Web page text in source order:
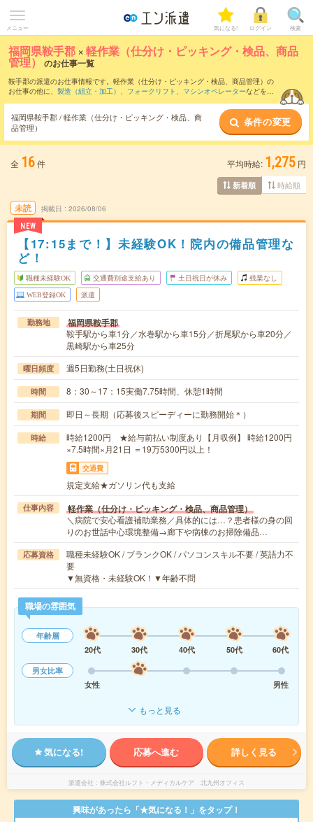
メニュー 気になる! ログイン 検索
福岡県鞍手郡 ×軽作業（仕分け・ピッキング・検品、商品
管理） のお仕事一覧
鞍手郡の派遣のお仕事情報です。軽作業（仕分け・ピッキング・検品、商品管理）の
お仕事の他に、 製造（組立・加工） 、 フォークリフト 、 マシンオペレーターなどを取
軽作業（仕分け・ピッキング・検品、商品
管理）のお仕事とは？とは？
福岡県鞍手郡 / 軽作業（仕分け・ピッキング・検品、商
品管理）
条件の変更
全 16件 平均時給: 1,275 円
新着順 時給順
未読
NEW
掲載日 2026/08/06
【17:15まで！】未経験OK！院内の備品管理な
ど！
職種未経験OK 交通費別途支給あり 土日祝日が休み 残業なし
WEB登録OK 派遣
勤務地 福岡県鞍手郡
鞍手駅から車1分／水巻駅から車15分／折尾駅から車20分／
黒崎駅から車25分
曜日頻度 週5日勤務(土日祝休)
時間 8：30～17：15実働7.75時間、休憩1時間
期間 即日～長期（応募後スピーディーに勤務開始＊）
時給
時給1200円 ★給与前払い制度あり【月収例】 時給1200円
×7.5時間×月21日 ＝19万5300円以上！
交通費
規定支給★ガソリン代も支給
仕事内容 軽作業（仕分け・ピッキング・検品、商品管理）
＼病院で安心看護補助業務／具体的には…？患者様の身の回
りのお世話中心環境整備→廊下や病棟のお掃除備品…
応募資格
職種未経験OK / ブランクOK / パソコンスキル不要 / 英語力不
要
▼無資格・未経験OK！▼年齢不問
職場の雰囲気
年齢層
20代
30代 40代 50代
60代
男女比率
女性
男性
もっと見る
気になる! 応募へ進む 詳しく見る
派遣会社 株式会社ルフト・メディカルケア 北九州オフィス
興味があったら「★気になる！」をタップ！